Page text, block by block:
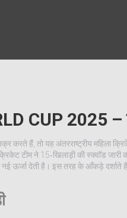
CUP 2025
करते हैं, तो यह अंतरराष्ट्रीय महिला
टीमने 15‑खिलाड़ी की स्क्वॉड जारी
ऊर्जा देती है । इस तरह के आँकड़े दर्शाते